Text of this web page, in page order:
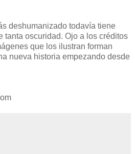
deshumanizado todavía tiene
tanta oscuridad. Ojo a los créditos
que los ilustran forman
nueva historia empezando desde